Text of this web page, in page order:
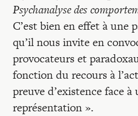
Revues
Colloque
Mon panier
Psychanalyse des
C’est bien en effet à une
qu’il nous invite en
provocateurs et
fonction du recours à
preuve d’existence face
représentation ».